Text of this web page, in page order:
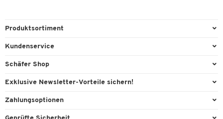
Produktsortiment
Büroausstattung
Reinigung & Hygiene
Kundenservice
Direktbestellung
Recycling
Schäfer Shop
Services & Leistungen
Exklusive Newsletter-Vorteile sichern!
Willkommensgeschenk
Zahlungsoptionen
Paypal